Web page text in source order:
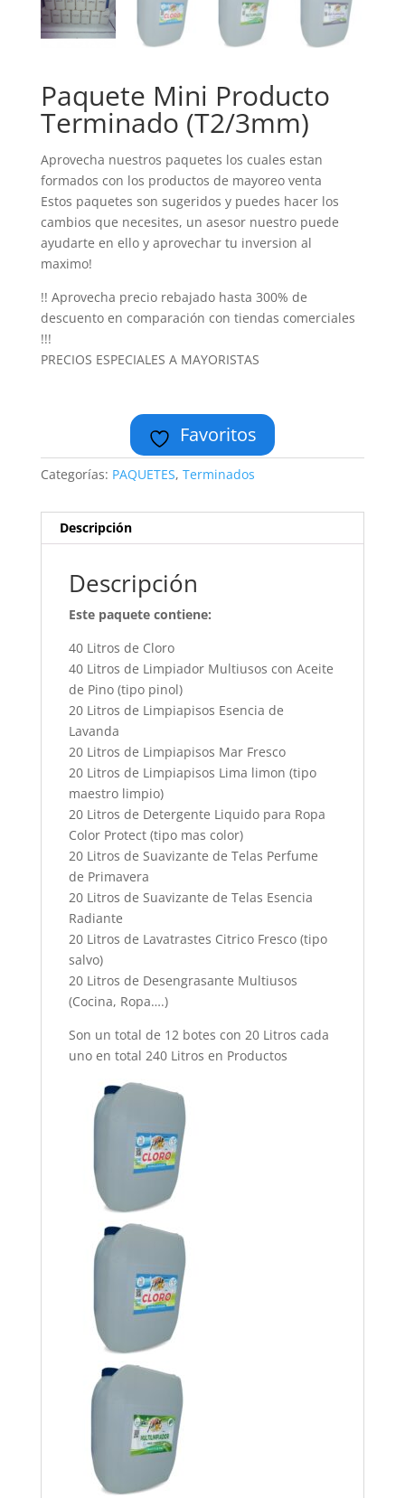
Paquete Mini Producto
Terminado (T2/3mm)
Aprovecha nuestros paquetes los cuales estan
formados con los productos de mayoreo venta
Estos paquetes son sugeridos y puedes hacer los
cambios que necesites, un asesor nuestro puede
ayudarte en ello y aprovechar tu inversion al
maximo!
!! Aprovecha precio rebajado hasta 300% de
descuento en comparación con tiendas comerciales
!!!
PRECIOS ESPECIALES A MAYORISTAS
Favoritos
Categorías: PAQUETES, Terminados
Descripción
Descripción
Este paquete contiene:
40 Litros de Cloro
40 Litros de Limpiador Multiusos con Aceite
de Pino (tipo pinol)
20 Litros de Limpiapisos Esencia de
Lavanda
20 Litros de Limpiapisos Mar Fresco
20 Litros de Limpiapisos Lima limon (tipo
maestro limpio)
20 Litros de Detergente Liquido para Ropa
Color Protect (tipo mas color)
20 Litros de Suavizante de Telas Perfume
de Primavera
20 Litros de Suavizante de Telas Esencia
Radiante
20 Litros de Lavatrastes Citrico Fresco (tipo
salvo)
20 Litros de Desengrasante Multiusos
(Cocina, Ropa….)
Son un total de 12 botes con 20 Litros cada
uno en total 240 Litros en Productos